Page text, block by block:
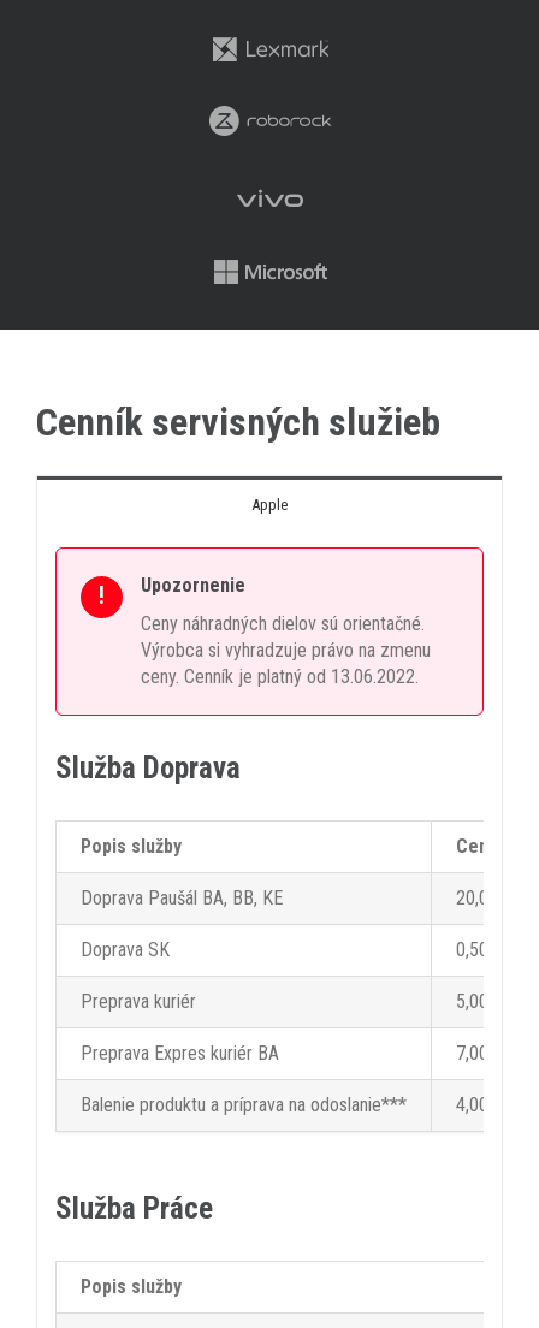
Cenník servisných služieb
Apple
!
Upozornenie
Ceny náhradných dielov sú orientačné.
Výrobca si vyhradzuje právo na zmenu
ceny. Cenník je platný od 13.06.2022.
Služba Doprava
Popis služby Cena bez
Doprava Paušál BA, BB, KE 20,00 €
Doprava SK 0,50 € /
Preprava kuriér 5,00 €
Preprava Expres kuriér BA 7,00 €
Balenie produktu a príprava na odoslanie*** 4,00 €
Služba Práce
Popis služby